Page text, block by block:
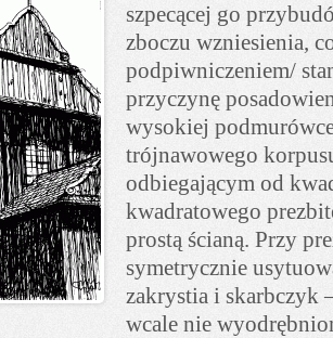
szpecącej go
zboczu wzniesienia,
podpiwniczeniem/
przyczynę
wysokiej
trójnawowego
odbiegającym od
kwadratowego
prostą ścianą. Przy
symetrycznie
zakrystia i skarbczyk
wcale nie